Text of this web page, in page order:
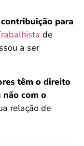
para
de
a ser
têm o direito
com o
relação de